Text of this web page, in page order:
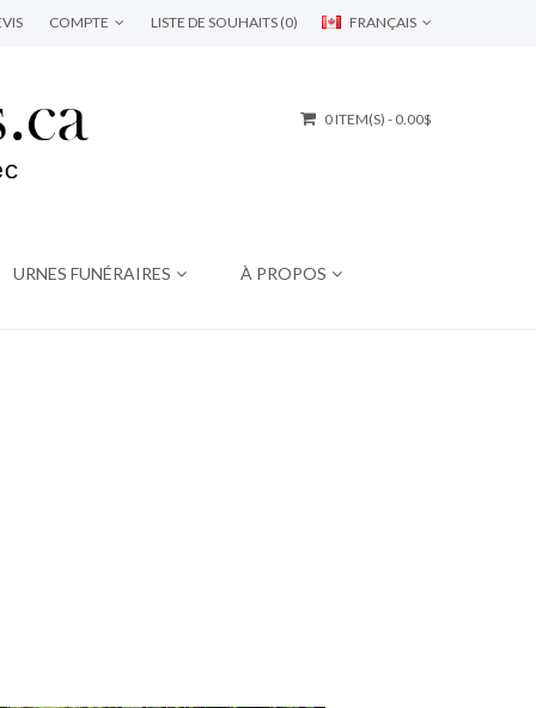
FRANÇAIS
COMPTE LISTE DE SOUHAITS (0)
0 ITEM(S) - 0.00$
URNES FUNÉRAIRES À PROPOS